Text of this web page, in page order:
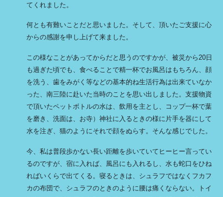
てくれました。
何とも有難いことだと思いました。そして、頂いたご支援に心
からの感謝を申し上げて来ました。
この様なことがあってからだと思うのですかが、被災から20日
も過ぎた頃でも、食べることで精一杯でお風呂はもちろん、顔
を洗う、歯をみがく等などの基本的ね生活行為は出来ていなか
った、南三陸に赴いた当時のことを思い出しました。支援物資
で頂いたペットボトルの水は、飲用を主とし、コップ一杯で葉
を磨き、洗面は、お寺）神社に入るときの様に片手を器にして
水を注ぎ、猫のようにそれで顔をぬらす。そんな感じでした。
今、私は普段歩かない長い距離を歩いていてヒーヒー言ってい
るのですが、宿に入れば、風呂にも入れるし、水も蛇口をひね
ればいくらで出てくる。寝るときは、シュラフではなくフカフ
カの布団で、シュラフのときのように腰は痛くならない。トイ